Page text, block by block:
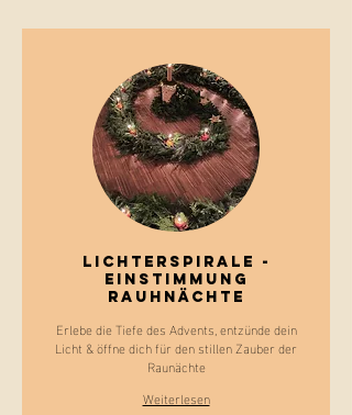
LICHTERSPIRALE -
Einstimmung
Rauhnächte
Erlebe die Tiefe des Advents, entzünde dein
Licht & öffne dich für den stillen Zauber der
Raunächte
Weiterlesen